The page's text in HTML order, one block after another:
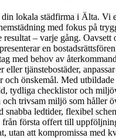
lokala städfirma i Älta. Vi
med fokus på
resultat – varje gång. Oavsett
en
med behov av
eller tjänstebostäder,
och önskemål. Med utbildade
tydliga checklistor och
och trivsam miljö som håller
snabba ledtider, flexibel
första offert till
utan att kompromissa med